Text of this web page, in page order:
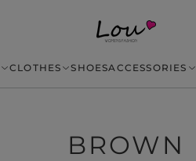
CLOTHES SHOESACCESSORIES
BROWN